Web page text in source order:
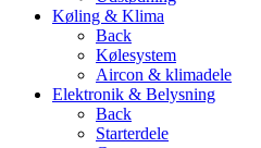
Køling & Klima
Back
Kølesystem
Aircon & klimadele
Elektronik & Belysning
Back
Starterdele